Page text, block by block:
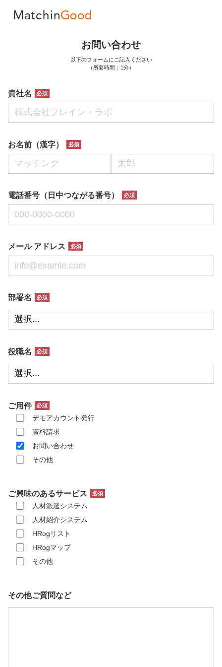
お問い合わせ
以下のフォームにご記入ください
（所要時間：1分）
貴社名
お名前（漢字）
電話番号（日中つながる番号）
メール アドレス
部署名
役職名
ご用件
デモアカウント発行
資料請求
お問い合わせ
その他
ご興味のあるサービス
人材派遣システム
人材紹介システム
HRogリスト
HRogマップ
その他
その他ご質問など